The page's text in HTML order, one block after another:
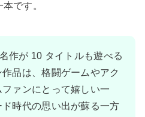
です。
作が 10 タイトルも遊べる
品は、格闘ゲームやアク
ァンにとって嬉しい一
時代の思い出が蘇る一方